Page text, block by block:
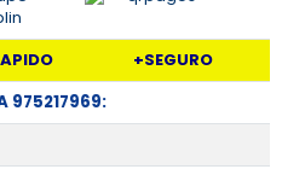
+SEGURO
975217969: